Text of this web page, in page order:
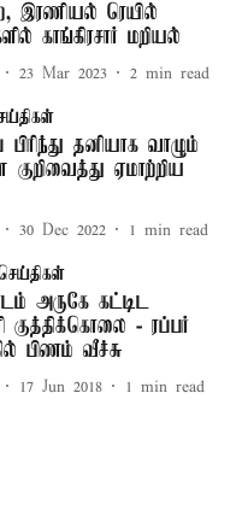
இரணியல் ரெயில்
காங்கிரசார் மறியல்
23 Mar 2023 2 min read
தனியாக வாழும்
ஏமாற்றிய
30 Dec 2022 1 min read
அருகே கட்டிட
குத்திக்கொலை - ரப்பர்
பிணம் வீச்சு
17 Jun 2018 1 min read